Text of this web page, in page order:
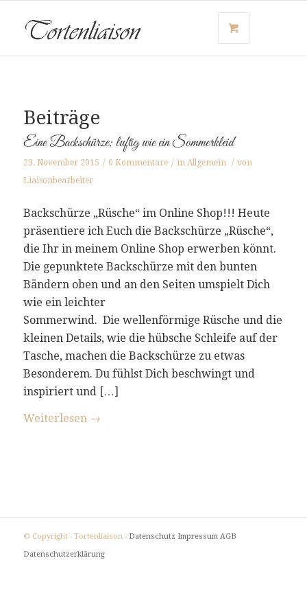
Beiträge
Eine Backschürze; luftig wie ein Sommerkleid
23. November 2015 / 0 Kommentare / in Allgemein / von
Liaisonbearbeiter
Backschürze „Rüsche“ im Online Shop!!! Heute
präsentiere ich Euch die Backschürze „Rüsche“,
die Ihr in meinem Online Shop erwerben könnt.
Die gepunktete Backschürze mit den bunten
Bändern oben und an den Seiten umspielt Dich
wie ein leichter
Sommerwind. Die wellenförmige Rüsche und die
kleinen Details, wie die hübsche Schleife auf der
Tasche, machen die Backschürze zu etwas
Besonderem. Du fühlst Dich beschwingt und
inspiriert und […]
Weiterlesen→
© Copyright - Tortenliaison - Datenschutz Impressum AGB
Datenschutzerklärung